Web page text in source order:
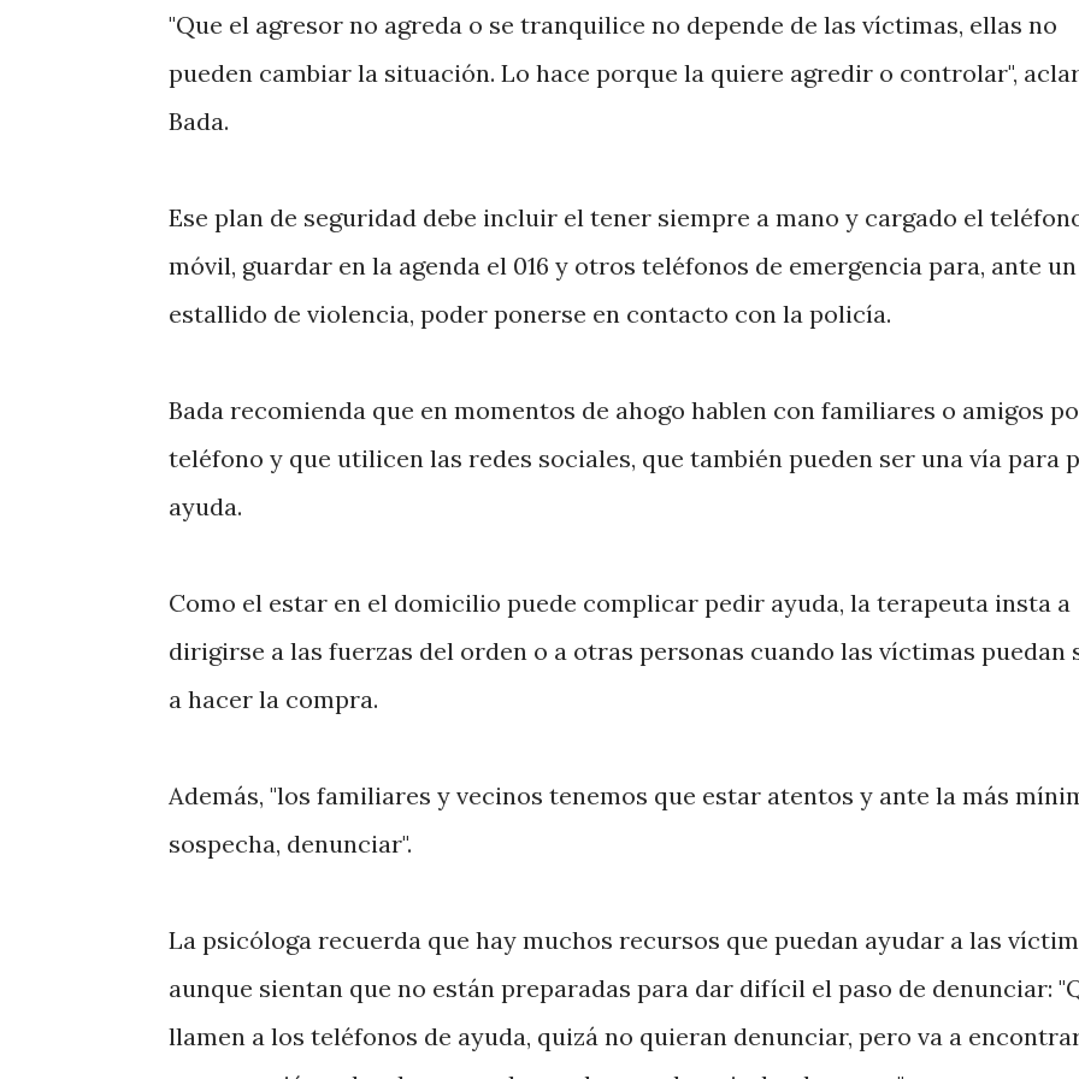
"Que el agresor no agreda o se tranquilice no depende de las víctimas, ellas no
pueden cambiar la situación. Lo hace porque la quiere agredir o controlar",
Bada.
Ese plan de seguridad debe incluir el tener siempre a mano y cargado el
móvil, guardar en la agenda el 016 y otros teléfonos de emergencia para, ante un
estallido de violencia, poder ponerse en contacto con la policía.
Bada recomienda que en momentos de ahogo hablen con familiares o amigos
teléfono y que utilicen las redes sociales, que también pueden ser una vía para
ayuda.
Como el estar en el domicilio puede complicar pedir ayuda, la terapeuta insta a
dirigirse a las fuerzas del orden o a otras personas cuando las víctimas puedan
a hacer la compra.
Además, "los familiares y vecinos tenemos que estar atentos y ante la más
sospecha, denunciar".
La psicóloga recuerda que hay muchos recursos que puedan ayudar a las
aunque sientan que no están preparadas para dar difícil el paso de denunciar:
llamen a los teléfonos de ayuda, quizá no quieran denunciar, pero va a